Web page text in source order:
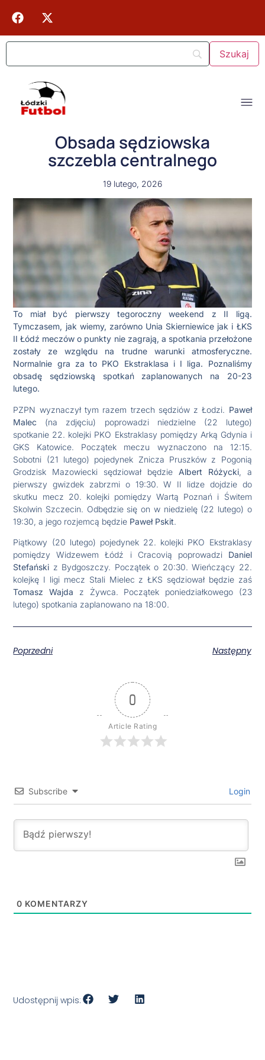
Obsada sędziowska
szczebla centralnego
19 lutego, 2026
To miał być pierwszy tegoroczny weekend z II ligą.
Tymczasem, jak wiemy, zarówno Unia Skierniewice jak i ŁKS
II Łódź meczów o punkty nie zagrają, a spotkania przełożone
zostały ze względu na trudne warunki atmosferyczne.
Normalnie gra za to PKO Ekstraklasa i I liga. Poznaliśmy
obsadę sędziowską spotkań zaplanowanych na 20-23
lutego.
PZPN wyznaczył tym razem trzech sędziów z Łodzi. Paweł
Malec (na zdjęciu) poprowadzi niedzielne (22 lutego)
spotkanie 22. kolejki PKO Ekstraklasy pomiędzy Arką Gdynia i
GKS Katowice. Początek meczu wyznaczono na 12:15.
Sobotni (21 lutego) pojedynek Znicza Pruszków z Pogonią
Grodzisk Mazowiecki sędziował będzie Albert Różycki, a
pierwszy gwizdek zabrzmi o 19:30. W II lidze dojdzie do
skutku mecz 20. kolejki pomiędzy Wartą Poznań i Świtem
Skolwin Szczecin. Odbędzie się on w niedzielę (22 lutego) o
19:30, a jego rozjemcą będzie Paweł Pskit.
Piątkowy (20 lutego) pojedynek 22. kolejki PKO Ekstraklasy
pomiędzy Widzewem Łódź i Cracovią poprowadzi Daniel
Stefański z Bydgoszczy. Początek o 20:30. Wieńczący 22.
kolejkę I ligi mecz Stali Mielec z ŁKS sędziował będzie zaś
Tomasz Wajda z Żywca. Początek poniedziałkowego (23
lutego) spotkania zaplanowano na 18:00.
Poprzedni Następny
0
Article Rating
Subscribe Login
0 KOMENTARZY
Udostępnij wpis: